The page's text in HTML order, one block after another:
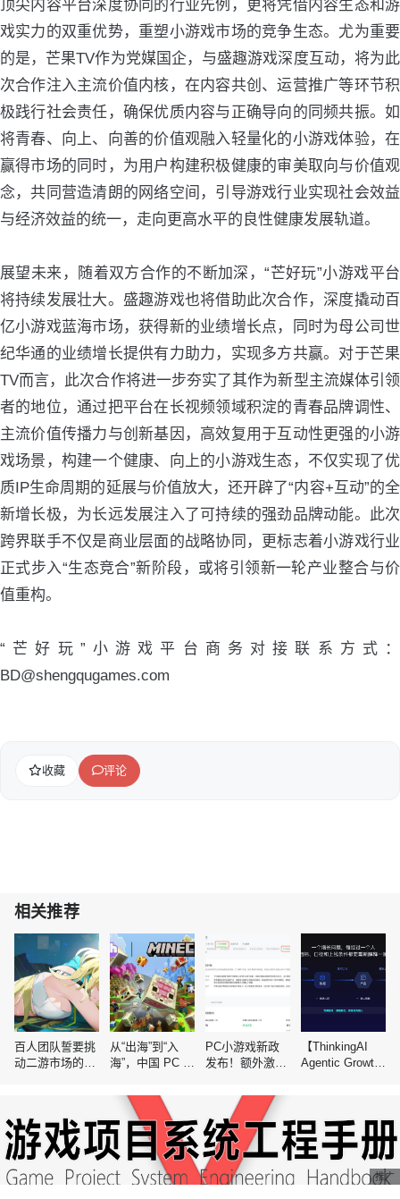
顶尖内容平台深度协同的行业先例，更将凭借内容生态和游
戏实力的双重优势，重塑小游戏市场的竞争生态。尤为重要
的是，芒果TV作为党媒国企，与盛趣游戏深度互动，将为此
次合作注入主流价值内核，在内容共创、运营推广等环节积
极践行社会责任，确保优质内容与正确导向的同频共振。如
将青春、向上、向善的价值观融入轻量化的小游戏体验，在
赢得市场的同时，为用户构建积极健康的审美取向与价值观
念，共同营造清朗的网络空间，引导游戏行业实现社会效益
与经济效益的统一，走向更高水平的良性健康发展轨道。
展望未来，随着双方合作的不断加深，“芒好玩”小游戏平台
将持续发展壮大。盛趣游戏也将借助此次合作，深度撬动百
亿小游戏蓝海市场，获得新的业绩增长点，同时为母公司世
纪华通的业绩增长提供有力助力，实现多方共赢。对于芒果
TV而言，此次合作将进一步夯实了其作为新型主流媒体引领
者的地位，通过把平台在长视频领域积淀的青春品牌调性、
主流价值传播力与创新基因，高效复用于互动性更强的小游
戏场景，构建一个健康、向上的小游戏生态，不仅实现了优
质IP生命周期的延展与价值放大，还开辟了“内容+互动”的全
新增长极，为长远发展注入了可持续的强劲品牌动能。此次
跨界联手不仅是商业层面的战略协同，更标志着小游戏行业
正式步入“生态竞合”新阶段，或将引领新一轮产业整合与价
值重构。
“芒好玩”小游戏平台商务对接联系方式：
BD@shengqugames.com
收藏 评论
相关推荐
百人团队誓要挑
动二游市场的空
从“出海”到“入
海”，中国 PC 与
过一道坎
PC小游戏新政
发布！额外激励
效期可延长至12
【ThinkingAI
Agentic Growth
什么
推广